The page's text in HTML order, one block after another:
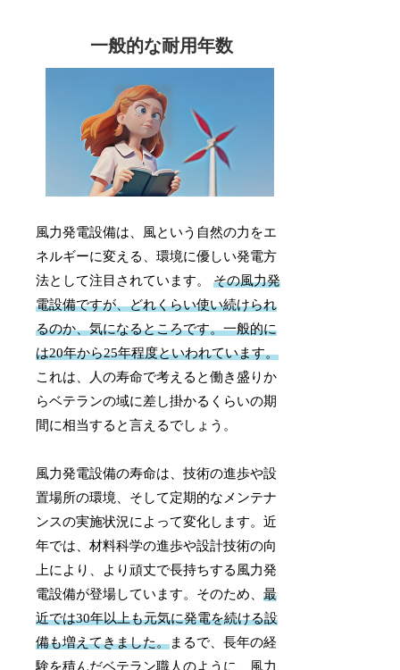
一般的な耐用年数
風力発電設備は、風という自然の力をエ
ネルギーに変える、環境に優しい発電方
法として注目されています。その風力発
電設備ですが、どれくらい使い続けられ
るのか、気になるところです。一般的に
は20年から25年程度といわれています。
これは、人の寿命で考えると働き盛りか
らベテランの域に差し掛かるくらいの期
間に相当すると言えるでしょう。
風力発電設備の寿命は、技術の進歩や設
置場所の環境、そして定期的なメンテナ
ンスの実施状況によって変化します。近
年では、材料科学の進歩や設計技術の向
上により、より頑丈で長持ちする風力発
電設備が登場しています。そのため、最
近では30年以上も元気に発電を続ける設
備も増えてきました。まるで、長年の経
験を積んだベテラン職人のように、風力